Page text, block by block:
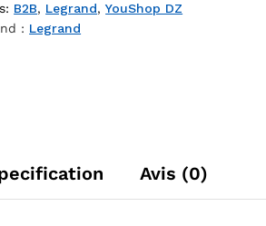
B2B, Legrand,YouShop DZ
: Legrand
Avis (0)